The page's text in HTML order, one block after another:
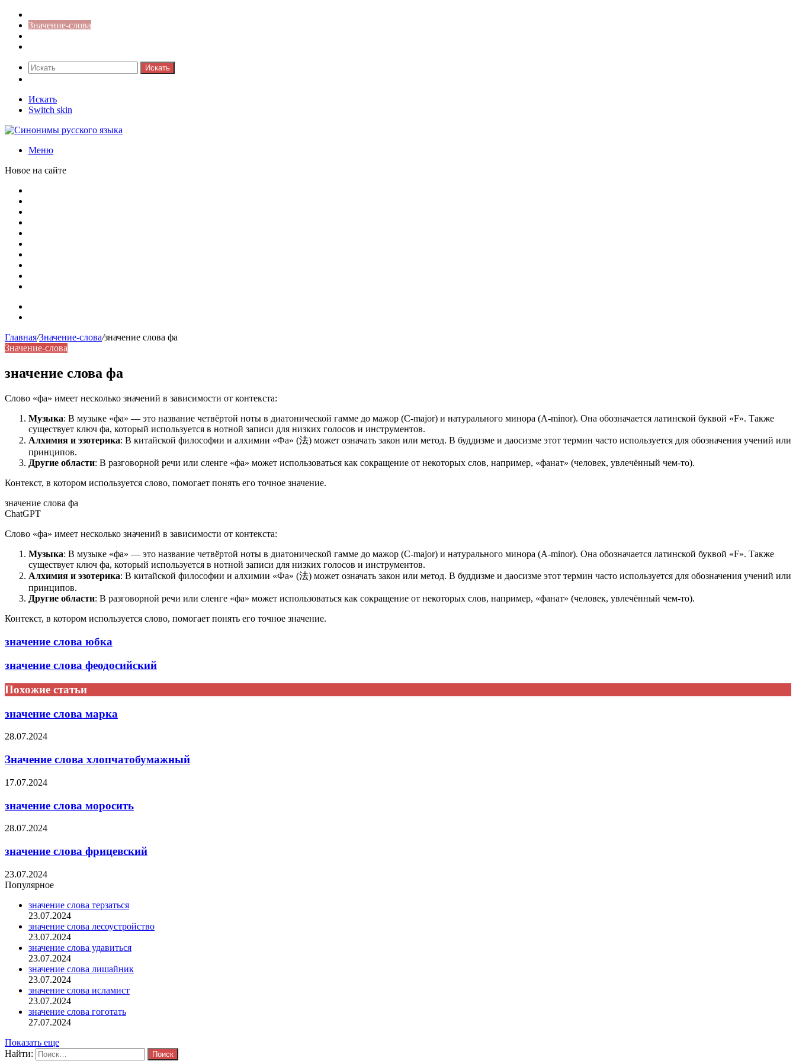
Значение-слова
Искать
Искать
Switch skin
Меню
Новое на сайте
Главная/Значение-слова/значение слова фа
Значение-слова
значение слова фа
Слово «фа» имеет несколько значений в зависимости от контекста:
Музыка: В музыке «фа» — это название четвёртой ноты в диатонической гамме до мажор (C-major) и натурального минора (A-minor). Она обозначается латинской буквой «F». Также
существует ключ фа, который используется в нотной записи для низких голосов и инструментов.
Алхимия и эзотерика: В китайской философии и алхимии «Фа» (法) может означать закон или метод. В буддизме и даосизме этот термин часто используется для обозначения учений или
принципов.
Другие области: В разговорной речи или сленге «фа» может использоваться как сокращение от некоторых слов, например, «фанат» (человек, увлечённый чем-то).
Контекст, в котором используется слово, помогает понять его точное значение.
значение слова фа
ChatGPT
Слово «фа» имеет несколько значений в зависимости от контекста:
Музыка: В музыке «фа» — это название четвёртой ноты в диатонической гамме до мажор (C-major) и натурального минора (A-minor). Она обозначается латинской буквой «F». Также
существует ключ фа, который используется в нотной записи для низких голосов и инструментов.
Алхимия и эзотерика: В китайской философии и алхимии «Фа» (法) может означать закон или метод. В буддизме и даосизме этот термин часто используется для обозначения учений или
принципов.
Другие области: В разговорной речи или сленге «фа» может использоваться как сокращение от некоторых слов, например, «фанат» (человек, увлечённый чем-то).
Контекст, в котором используется слово, помогает понять его точное значение.
значение слова юбка
значение слова феодосийский
Похожие статьи
значение слова марка
28.07.2024
Значение слова хлопчатобумажный
17.07.2024
значение слова моросить
28.07.2024
значение слова фрицевский
23.07.2024
Популярное
значение слова терзаться
23.07.2024
значение слова лесоустройство
23.07.2024
значение слова удавиться
23.07.2024
значение слова лишайник
23.07.2024
значение слова исламист
23.07.2024
значение слова гоготать
27.07.2024
Показать еще
Найти: